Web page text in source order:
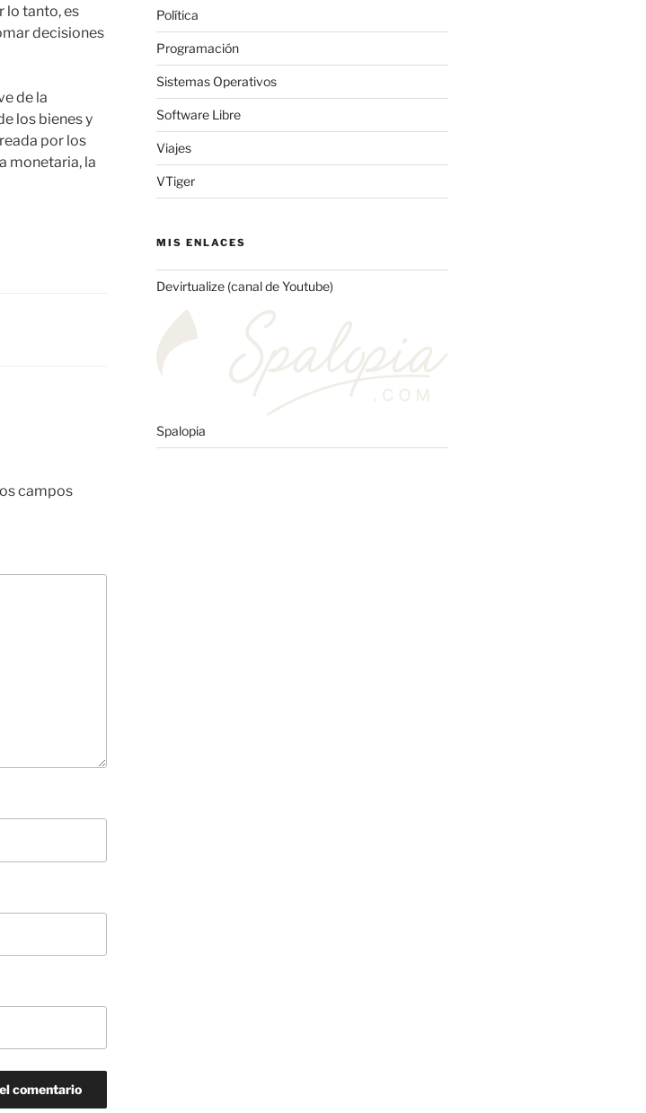
lo tanto, es
decisiones
de la
los bienes y
por los
monetaria, la
campos
Política
Programación
Sistemas Operativos
Software Libre
Viajes
VTiger
MIS ENLACES
Devirtualize (canal de Youtube)
Spalopia